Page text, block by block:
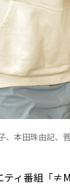
、本田珠由記、
ィ番組「